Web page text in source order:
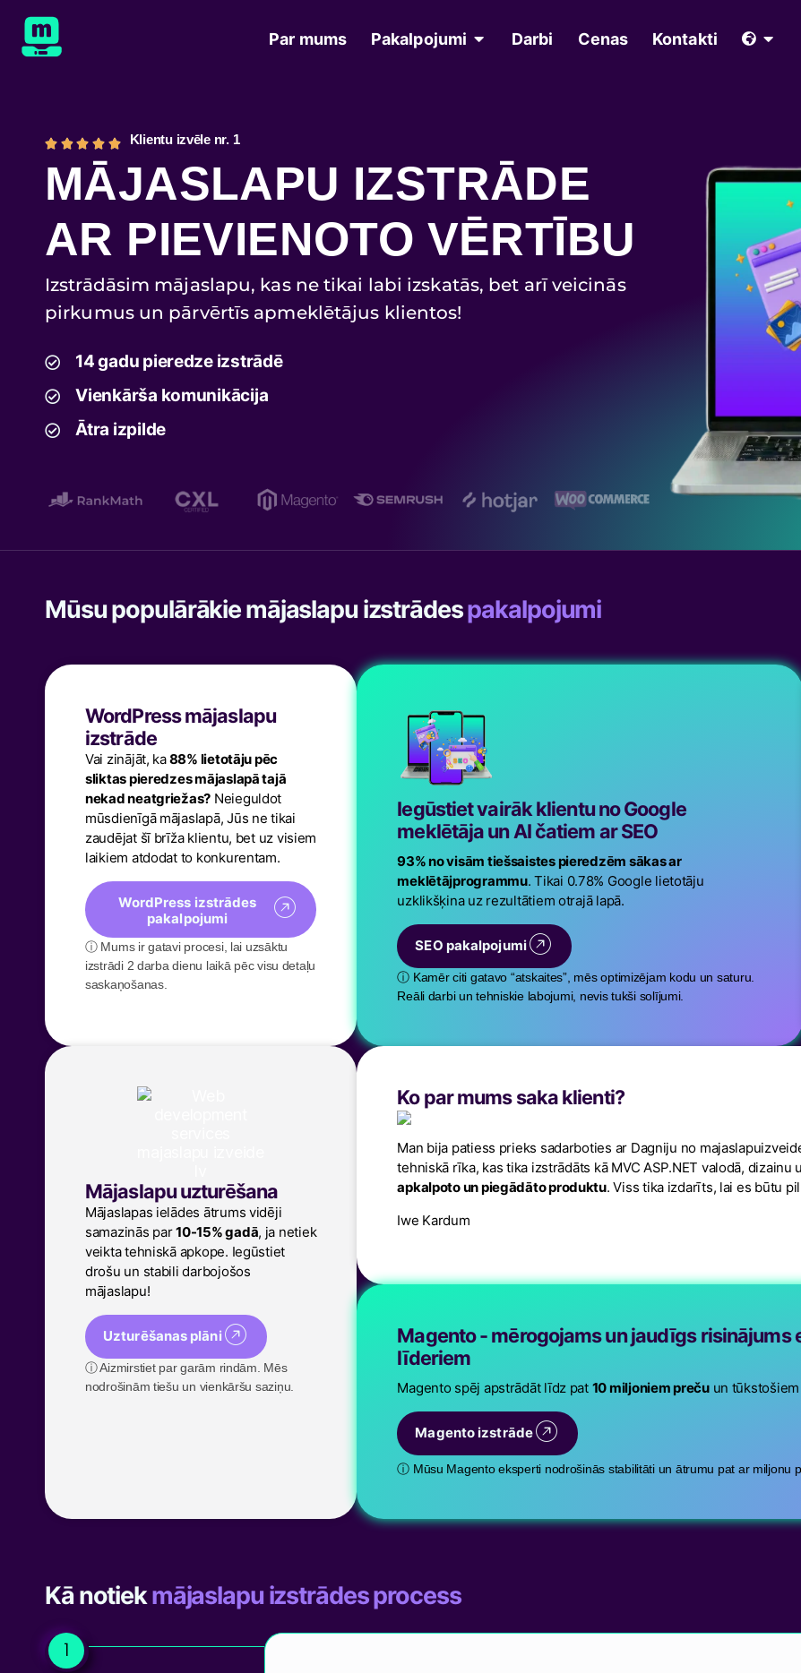
Par mums Pakalpojumi Darbi Cenas Kontakti
Klientu izvēle nr. 1
MĀJASLAPU IZSTRĀDE
AR PIEVIENOTO VĒRTĪBU
Izstrādāsim mājaslapu, kas ne tikai labi izskatās, bet arī veicinās
pirkumus un pārvērtīs apmeklētājus klientos!
14 gadu pieredze izstrādē
Vienkārša komunikācija
Ātra izpilde
Mūsu populārākie mājaslapu izstrādespakalpojumi
WordPress mājaslapu
izstrāde
Vai zinājāt, ka88% lietotāju pēc
sliktas pieredzes mājaslapā tajā
nekad neatgriežas? Neieguldot
mūsdienīgā mājaslapā, Jūs ne tikai
zaudējat šī brīža klientu, bet uz visiem
laikiem atdodat to konkurentam.
WordPress izstrādes
pakalpojumi
ⓘ Mums ir gatavi procesi, lai uzsāktu
izstrādi 2 darba dienu laikā pēc visu detaļu
saskaņošanas.
Iegūstiet vairāk klientu no Google
meklētāja un AI čatiem ar SEO
93% no visām tiešsaistes pieredzēm sākas ar
meklētājprogrammu. Tikai 0.78% Google lietotāju
uzklikšķina uz rezultātiem otrajā lapā.
SEO pakalpojumi
ⓘ Kamēr citi gatavo “atskaites”, mēs optimizējam kodu un saturu.
Reāli darbi un tehniskie labojumi, nevis tukši solījumi.
Mājaslapu uzturēšana
Mājaslapas ielādes ātrums vidēji
samazinās par10-15% gadā, ja netiek
veikta tehniskā apkope. Iegūstiet
drošu un stabili darbojošos
mājaslapu!
Uzturēšanas plāni
ⓘ Aizmirstiet par garām rindām. Mēs
nodrošinām tiešu un vienkāršu saziņu.
Ko par mums saka klienti?
Man bija patiess prieks sadarboties ar Dagniju no
tehniskā rīka, kas tika izstrādāts kā MVC ASP.NET valodā,
apkalpoto un piegādāto produktu. Viss tika izdarīts, lai es būtu
Iwe Kardum
Magento - mērogojams un jaudīgs risinājums
līderiem
Magento spēj apstrādāt līdz pat 10 miljoniem prečuun tūkstošiem
Magento izstrāde
ⓘ Mūsu Magento eksperti nodrošinās stabilitāti un ātrumu pat ar miljonu
Kā notiekmājaslapu izstrādes process